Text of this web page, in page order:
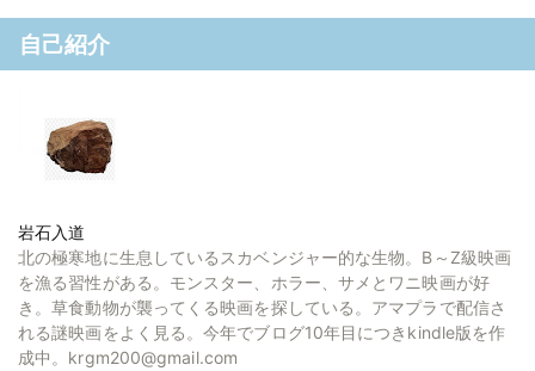
自己紹介
岩石入道
北の極寒地に生息しているスカベンジャー的な生物。B～Z級映画
を漁る習性がある。モンスター、ホラー、サメとワニ映画が好
き。草食動物が襲ってくる映画を探している。アマプラで配信さ
れる謎映画をよく見る。今年でブログ10年目につきkindle版を作
成中。krgm200@gmail.com